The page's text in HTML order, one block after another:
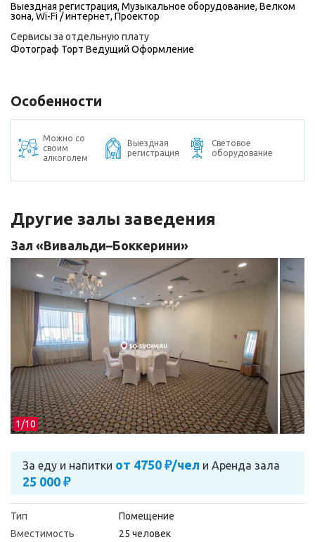
Выездная регистрация, Музыкальное оборудование, Велком
зона, Wi-Fi / интернет, Проектор
Сервисы за отдельную плату
Фотограф Торт Ведущий Оформление
Особенности
Можно со
своим
алкоголем
Выездная
регистрация
Световое
оборудование
Другие залы заведения
1/10
Зал «Вивальди–Боккерини»
За еду и напитки от 4750 ₽/чел и Аренда зала
25 000 ₽
Тип
Помещение
Вместимость
25 человек